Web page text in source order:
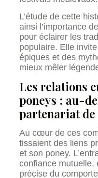
L’étude de cette
ainsi l’importance
pour éclairer les
populaire. Elle
épiques et des
mieux mêler
Les relations
poneys : au-
partenariat de
Au cœur de ces
tissaient des liens
et son poney.
confiance mutuelle,
précise du